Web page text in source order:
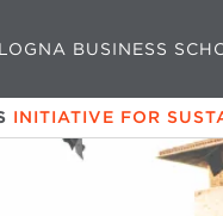
BUSINESS
INITIATIVE FOR